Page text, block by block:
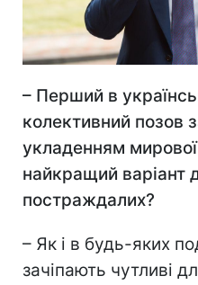
– Перший в
колективний позов
укладенням
найкращий варіант
постраждалих?
– Як і в будь-яких
зачіпають чутливі